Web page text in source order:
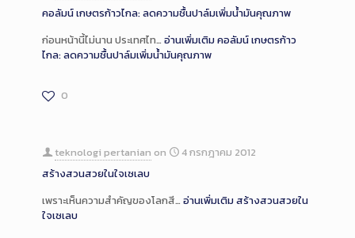
คอลัมน์ เกษตรก้าวไกล: ลดความชื้นปาล์มเพิ่มน้ำมันคุณภาพ
ก่อนหน้านี้ไม่นาน ประเทศไท… อ่านเพิ่มเติมคอลัมน์ เกษตรก้าว
ไกล: ลดความชื้นปาล์มเพิ่มน้ำมันคุณภาพ
0
teknologi pertanian on
4 กรกฎาคม 2012
สร้างสวนสวยในใจเซเลบ
เพราะเห็นความสำคัญของโลกสี… อ่านเพิ่มเติมสร้างสวนสวยใน
ใจเซเลบ